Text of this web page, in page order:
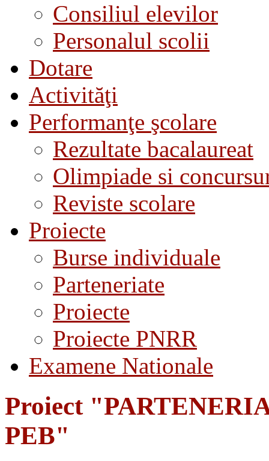
Consiliul elevilor
Personalul scolii
Dotare
Activităţi
Performanţe şcolare
Rezultate bacalaureat
Olimpiade si
Reviste scolare
Proiecte
Burse individuale
Parteneriate
Proiecte
Proiecte PNRR
Examene Nationale
Proiect
PEB"